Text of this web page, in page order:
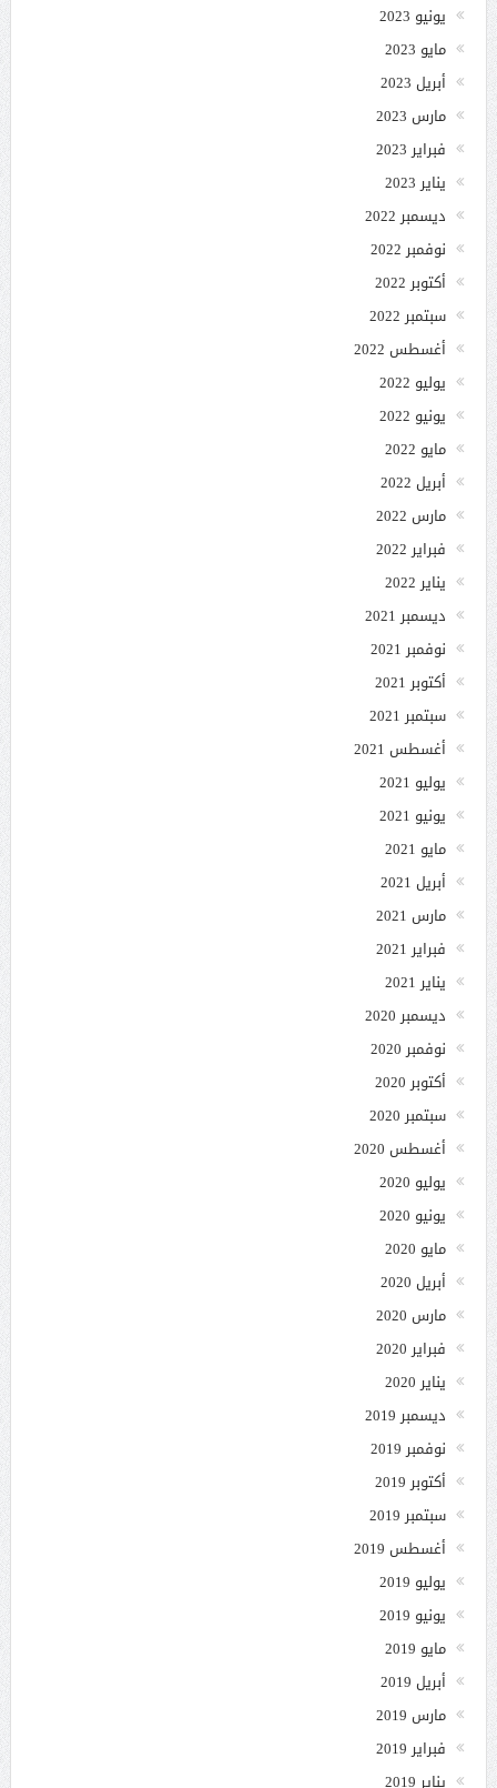
يونيو 2023
مايو 2023
أبريل 2023
مارس 2023
فبراير 2023
يناير 2023
ديسمبر 2022
نوفمبر 2022
أكتوبر 2022
سبتمبر 2022
أغسطس 2022
يوليو 2022
يونيو 2022
مايو 2022
أبريل 2022
مارس 2022
فبراير 2022
يناير 2022
ديسمبر 2021
نوفمبر 2021
أكتوبر 2021
سبتمبر 2021
أغسطس 2021
يوليو 2021
يونيو 2021
مايو 2021
أبريل 2021
مارس 2021
فبراير 2021
يناير 2021
ديسمبر 2020
نوفمبر 2020
أكتوبر 2020
سبتمبر 2020
أغسطس 2020
يوليو 2020
يونيو 2020
مايو 2020
أبريل 2020
مارس 2020
فبراير 2020
يناير 2020
ديسمبر 2019
نوفمبر 2019
أكتوبر 2019
سبتمبر 2019
أغسطس 2019
يوليو 2019
يونيو 2019
مايو 2019
أبريل 2019
مارس 2019
فبراير 2019
يناير 2019